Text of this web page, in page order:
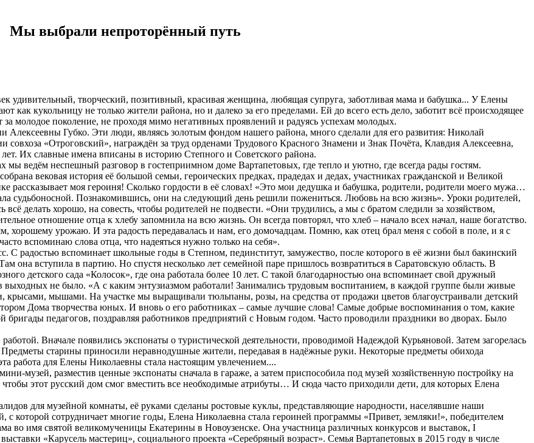
Мы выбрали непроторённый путь
удивительный, творческий, позитивный, красивая женщина, любящая супруга, заботливая мама и бабушка... У Елены
как кукольницу не только жители района, но и далеко за его пределами. Ей до всего есть дело, заботит всё происходящее
молодое поколение, не проходя мимо негативных проявлений и радуясь успехам молодых.
Алексеевны Губко. Эти люди, являясь золотым фондом нашего района, много сделали для его развития: Николай
совхоза «Отроговский», награждён за труд орденами Трудового Красного Знамени и Знак Почёта, Клавдия Алексеевна,
Их славные имена вписаны в историю Степного и Советского района.
мы ведём неспешный разговор в гостеприимном доме Вартапетовых, где тепло и уютно, где всегда рады гостям.
вековая история её большой семьи, героических предках, прадедах и дедах, участниках гражданской и Великой
рассказывает моя героиня! Сколько гордости в её словах! «Это мои дедушка и бабушка, родители, родители моего мужа…
судьбоносной. Познакомившись, они на следующий день решили пожениться. Любовь на всю жизнь». Уроки родителей,
делать хорошо, на совесть, чтобы родителей не подвести. «Они трудились, а мы с братом следили за хозяйством,
отношение отца к хлебу запомнила на всю жизнь. Он всегда повторял, что хлеб – начало всех начал, наше богатство.
урожаю. И эта радость передавалась и нам, его домочадцам. Помню, как отец брал меня с собой в поле, и я с
вспоминаю слова отца, что надеяться нужно только на себя».
С радостью вспоминает школьные годы в Степном, пединститут, замужество, после которого в её жизни был бакинский
она вступила в партию. Но спустя несколько лет семейной паре пришлось возвратиться в Саратовскую область. В
детского сада «Колосок», где она работала более 10 лет. С такой благодарностью она вспоминает свой дружный
выходных не было. «А с каким энтузиазмом работали! Занимались трудовым воспитанием, в каждой группе были живые
крысами, мышами. На участке мы выращивали тюльпаны, розы, на средства от продажи цветов благоустраивали детский
Дома творчества юных. И вновь о его работниках – самые лучшие слова! Самые добрые воспоминания о том, какие
педагогов, поздравляя работников предприятий с Новым годом. Часто проводили праздники во дворах. Было
Вначале появились экспонаты о туристической деятельности, проводимой Надеждой Курьяновой. Затем загорелась
Предметы старины приносили неравнодушные жители, передавая в надёжные руки. Некоторые предметы обихода
работа для Елены Николаевны стала настоящим увлечением....
музей, разместив ценные экспонаты сначала в гараже, а затем приспособила под музей хозяйственную постройку на
этот русский дом смог вместить все необходимые атрибуты… И сюда часто приходили дети, для которых Елена
для музейной комнаты, её руками сделаны ростовые куклы, представляющие народности, населявшие наши
которой сотрудничает многие годы, Елена Николаевна стала героиней программы «Привет, земляки!», победителем
во имя святой великомученицы Екатерины в Новоузенске. Она участница различных конкурсов и выставок, I
«Карусель мастериц», социального проекта «Серебряный возраст». Семья Вартапетовых в 2015 году в числе